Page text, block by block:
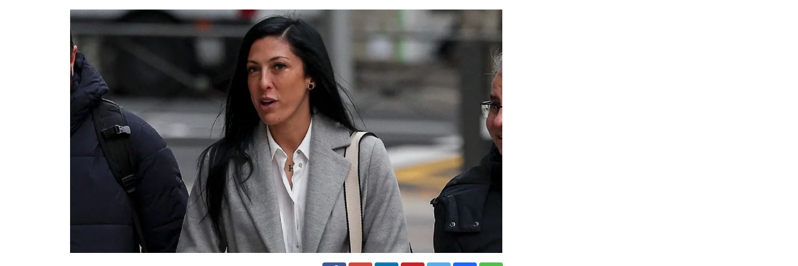
Artistas, iconos, titanes, líderes, innovadores y pioneros son las etiquetas bajo las que la revista
inscribió a los seleccionados este año.
Los tres latinoamericanos fueron designados en la categoría de líderes, que encabeza Yulia Navalnaya,
viuda del líder opositor ruso Alexei Navalni.
La actriz estadounidense América Ferrera, de raíces hondureñas, fue elegida para encabezar la lista de los
pioneros de este año.
Más de una docena de artistas también fueron incluidos, entre ellos Sofia Coppola, Elliot Page, Burna Boy,
Dua Lipa, Jeffrey Wright, Kylie Minogue, Fantasia Barrino, Taraji P. Henson, Maya Rudolph, Da'Vine Joy
Randolph, Colman Domingo, Dev Patel, y Alex Edelman, entre otros.
Los íconos de la moda, las artes visuales y literarias incluyen a Jenny Holzer, Tory Burch y Jonathan
Anderson, entre otros, así como figuras de los medios y periodistas como Kelly Ripa, Connie Walker y E.
El director de Microsoft, Satya Nadella, y el mariscal de campo de los Kansas City Chiefs, Patrick Mahomes,
están en la lista por tercera vez.
El fundador de Studio Ghibli, Hayao Miyazaki; el actor Michael J. Fox; la actriz Taraji P. Henson; el